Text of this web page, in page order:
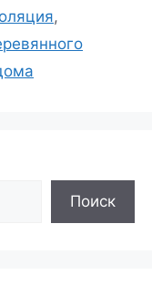
,
Поиск